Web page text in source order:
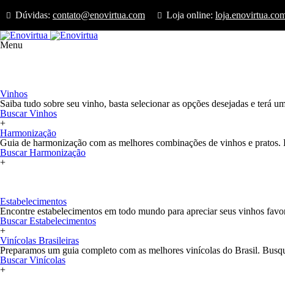
Dúvidas: contato@enovirtua.com Loja online:
Menu
Vinhos
Saiba tudo sobre seu vinho, basta selecionar as opções desejadas e terá
Buscar Vinhos
+
Harmonização
Guia de harmonização com as melhores combinações de vinhos e
Buscar Harmonização
+
Estabelecimentos
Encontre estabelecimentos em todo mundo para apreciar seus vinhos
Buscar Estabelecimentos
+
Vinícolas Brasileiras
Preparamos um guia completo com as melhores vinícolas do Brasil.
Buscar Vinícolas
+